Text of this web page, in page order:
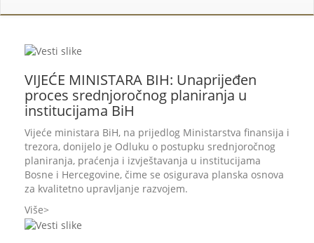
VIJEĆE MINISTARA BIH: Unaprijeđen
proces srednjoročnog planiranja u
institucijama BiH
Vijeće ministara BiH, na prijedlog Ministarstva finansija i
trezora, donijelo je Odluku o postupku srednjoročnog
planiranja, praćenja i izvještavanja u institucijama
Bosne i Hercegovine, čime se osigurava planska osnova
za kvalitetno upravljanje razvojem.
Više